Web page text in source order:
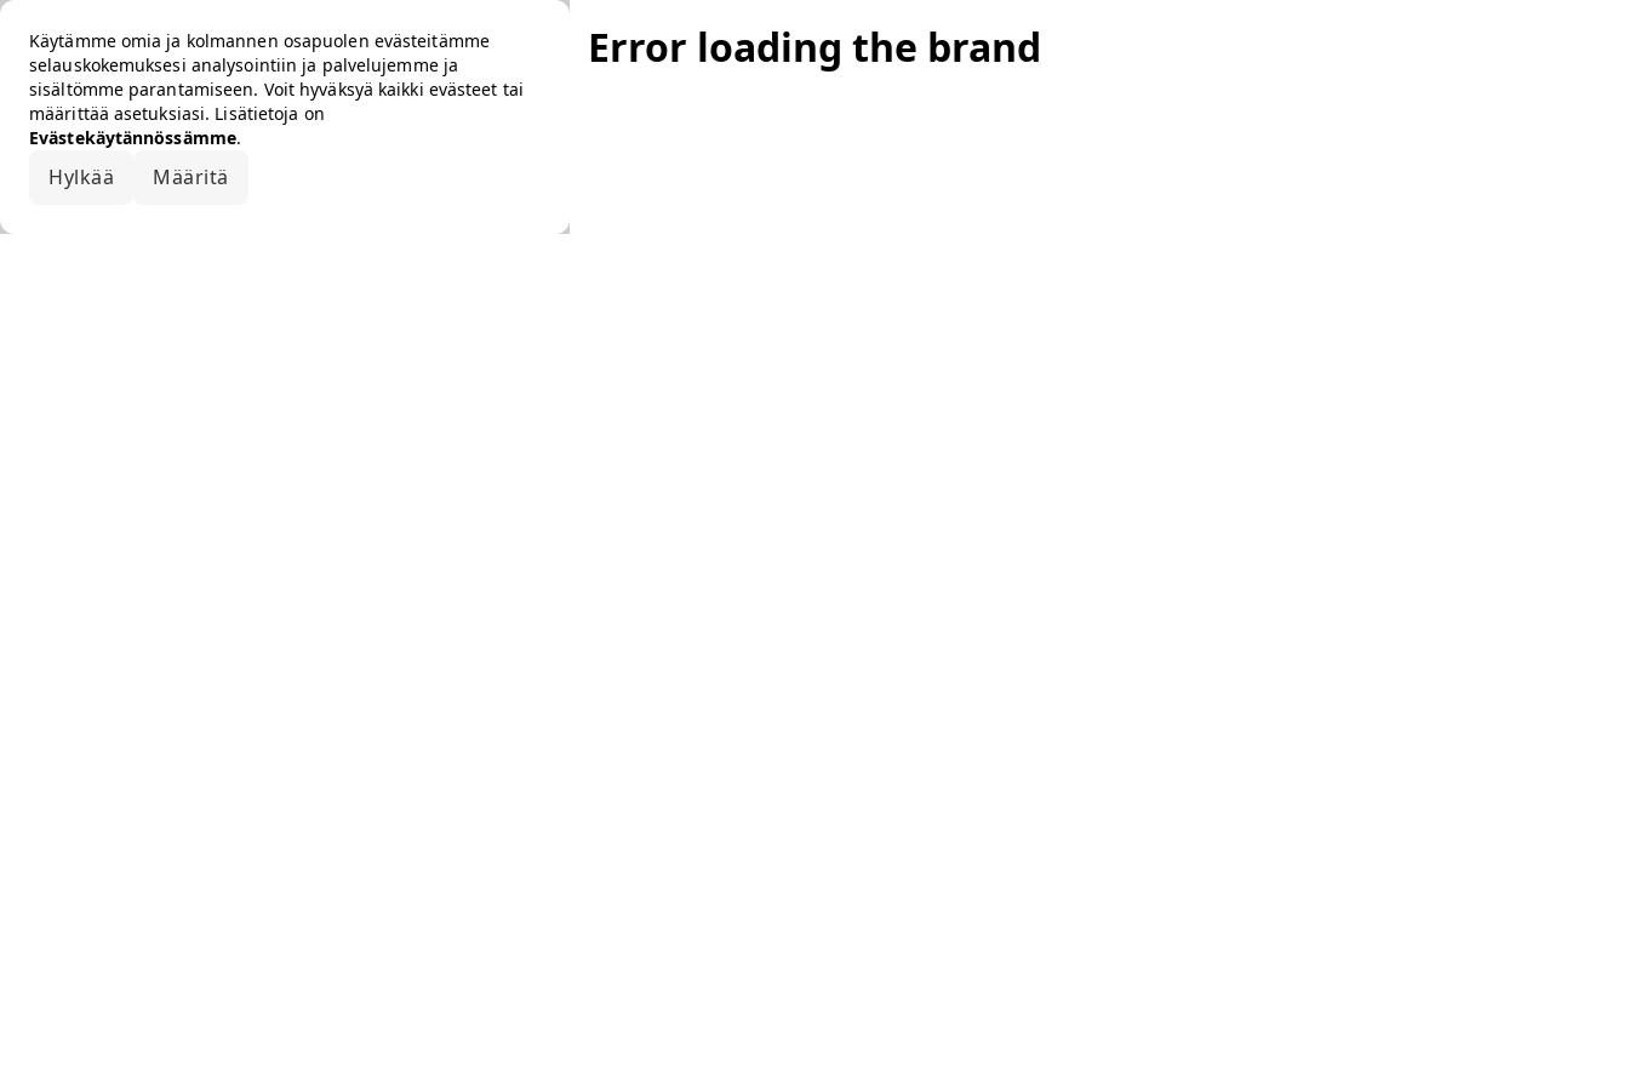
Käytämme omia ja kolmannen osapuolen evästeitämme
selauskokemuksesi analysointiin ja palvelujemme ja
sisältömme parantamiseen. Voit hyväksyä kaikki evästeet tai
määrittää asetuksiasi. Lisätietoja on
Evästekäytännössämme.
Hylkää Määritä
Error loading the brand